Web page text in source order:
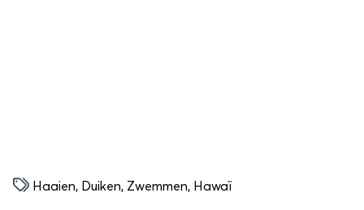
Haaien, Duiken, Zwemmen, Hawaï